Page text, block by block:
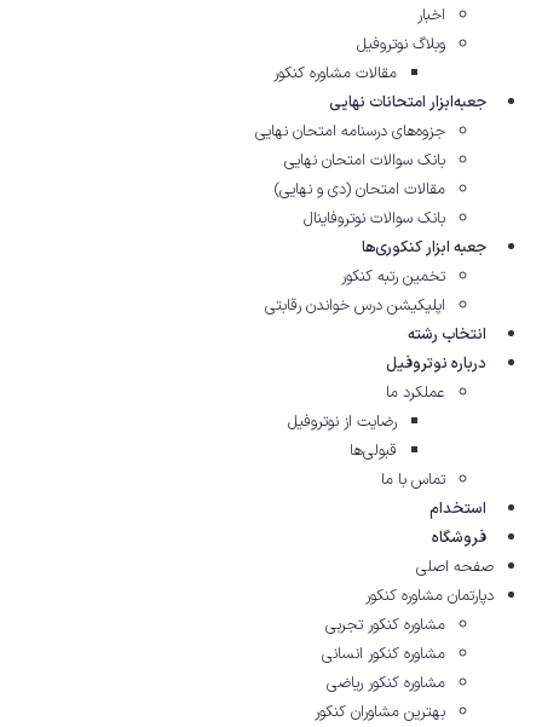
اخبار
وبلاگ نوتروفیل
مقالات مشاوره‌ کنکور
جعبه‌ابزار امتحانات نهایی
جزوه‌های درسنامه امتحان نهایی
بانک سوالات امتحان نهایی
مقالات امتحان (دی و نهایی)
بانک سوالات نوتروفاینال
جعبه ابزار کنکوری‌ها
تخمین رتبه کنکور
اپلیکیشن درس خواندن رقابتی
انتخاب رشته
درباره نوتروفیل
عملکرد ما
رضایت از نوتروفیل
قبولی‌ها
تماس با ما
استخدام
فروشگاه
صفحه اصلی
دپارتمان مشاوره کنکور
مشاوره کنکور تجربی
مشاوره کنکور انسانی
مشاوره کنکور ریاضی
بهترین مشاوران کنکور